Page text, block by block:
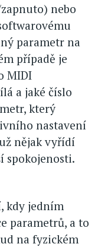
nebo
parametr na
případě je
MIDI
a jaké číslo
který
nastavení
nějak vyřídí
spokojenosti.
kdy jedním
parametrů, a to
na fyzickém